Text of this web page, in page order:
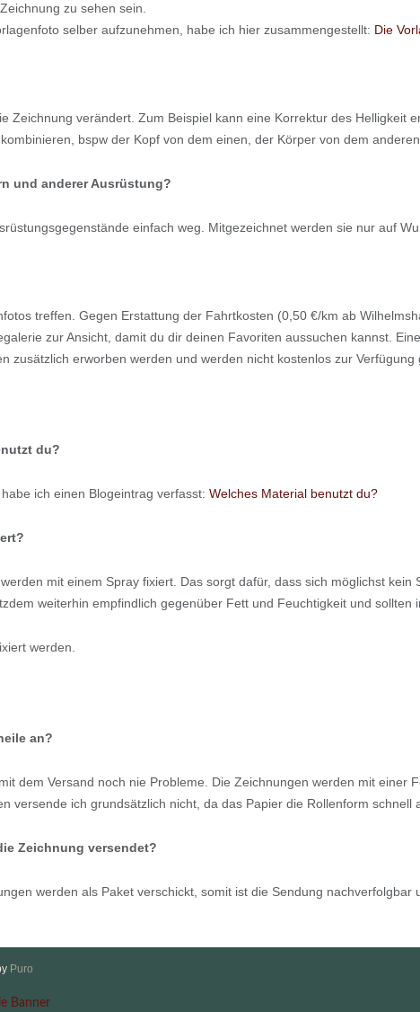
zu sehen sein.
selber aufzunehmen, habe ich hier zusammengestellt: Die
Zeichnung verändert. Zum Beispiel kann eine Korrektur des
bspw der Kopf von dem einen, der Körper von dem
und anderer Ausrüstung?
einfach weg. Mitgezeichnet werden sie nur auf
treffen. Gegen Erstattung der Fahrtkosten (0,50 €/km ab
zur Ansicht, damit du dir deinen Favoriten aussuchen kannst.
zusätzlich erworben werden und werden nicht kostenlos zur Verfügung
du?
ich einen Blogeintrag verfasst: Welches Material benutzt du?
mit einem Spray fixiert. Das sorgt dafür, dass sich möglichst
weiterhin empfindlich gegenüber Fett und Feuchtigkeit und sollten
werden.
an?
dem Versand noch nie Probleme. Die Zeichnungen werden mit
versende ich grundsätzlich nicht, da das Papier die Rollenform
Zeichnung versendet?
werden als Paket verschickt, somit ist die Sendung nachverfolgbar
Puro
Banner